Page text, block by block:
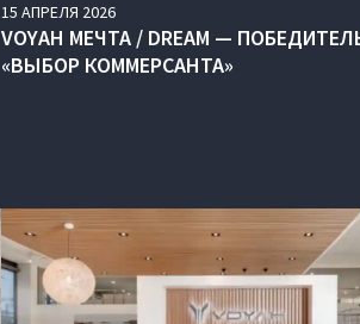
15 АПРЕЛЯ 2026
VOYAH МЕЧТА / DREAM —
«ВЫБОР КОММЕРСАНТА»